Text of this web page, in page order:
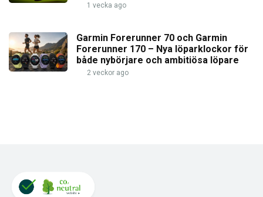
1 vecka ago
Garmin Forerunner 70 och Garmin
Forerunner 170 – Nya löparklockor för
både nybörjare och ambitiösa löpare
2 veckor ago